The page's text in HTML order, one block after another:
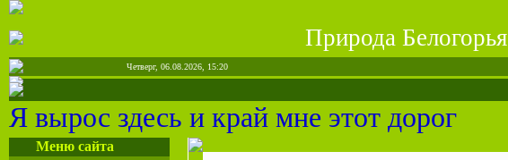
Природа Белогорья
Четверг, 06.08.2026, 15:20
Я вырос здесь и край мне этот дорог
Меню сайта